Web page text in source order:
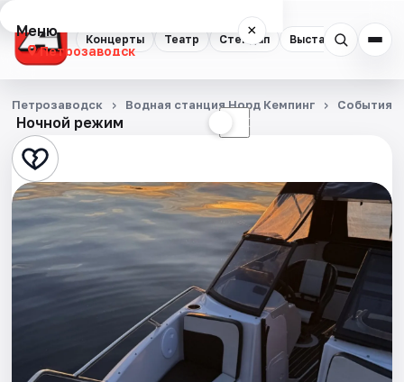
Концерты Театр Стендап Выставки
Меню ×
Петрозаводск
Концерты
Театр
Стендап
Выставки
Экскурсии
Ночной режим ☾
Петрозаводск Водная станция Норд Кемпинг События